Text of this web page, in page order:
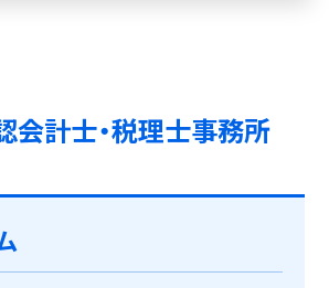
会計士・税理士事務所